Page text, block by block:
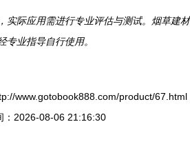
实际应用需进行专业评估与测试。烟草建材
专业指导自行使用。
www.gotobook888.com/product/67.html
：2026-08-06 21:16:30